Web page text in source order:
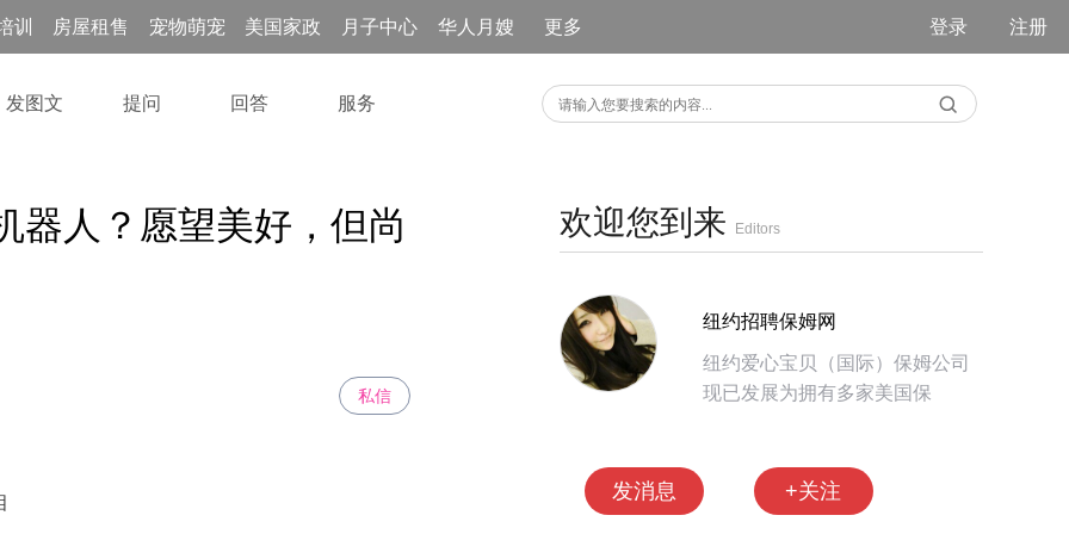
训 房屋租售 宠物萌宠 美国家政 月子中心 华人月嫂 更多 登录 注册
发图文 提问 回答 服务
器人？愿望美好，但尚
私信
欢迎您到来 Editors
纽约招聘保姆网
纽约爱心宝贝（国际）保姆公司
现已发展为拥有多家美国保
发消息 +关注